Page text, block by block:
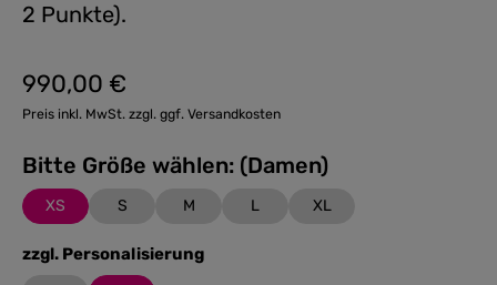
2 Punkte).
Regulärer Preis:
990,00 €
Preis inkl. MwSt. zzgl. ggf. Versandkosten
Bitte Größe wählen: (Damen)
XS S M L XL
zzgl. Personalisierungauswählen